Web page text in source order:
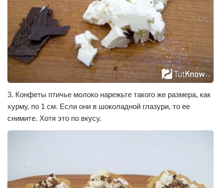
3. Конфеты птичье молоко нарежьте такого же размера, как
хурму, по 1 см. Если они в шоколадной глазури, то ее
снимите. Хотя это по вкусу.